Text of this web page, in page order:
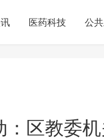
医药科技 公
：区教委